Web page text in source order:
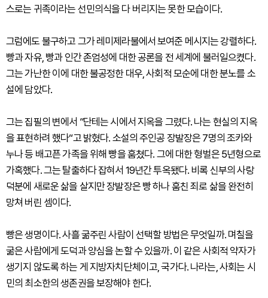
스로는 귀족이라는 선민의식을 다 버리지는 못한 모습이다.
그럼에도 불구하고 그가 레미제라불에서 보여준 메시지는 강렬하다.
빵과 자유, 빵과 인간 존엄성에 대한 공론을 전 세계에 불러일으켰다.
그는 가난한 이에 대한 불공정한 대우, 사회적 모순에 대한 분노를 소
설에 담았다.
그는 집필의 변에서 ”단테는 시에서 지옥을 그렸다. 나는 현실의 지옥
을 표현하려 했다“고 밝혔다. 소설의 주인공 장발장은 7명의 조카와
누나 등 배고픈 가족을 위해 빵을 훔쳤다. 그에 대한 형벌은 5년형으로
가혹했다. 그는 탈출하다 잡혀서 19년간 투옥됐다. 비록 신부의 사랑
덕분에 새로운 삶을 살지만 장발장은 빵 하나 훔친 죄로 삶을 완전히
망쳐 버린 셈이다.
빵은 생명이다. 사흘 굶주린 사람이 선택할 방법은 무엇일까. 며칠을
굶은 사람에게 도덕과 양심을 논할 수 있을까. 이 같은 사회적 약자가
생기지 않도록 하는 게 지방자치단체이고, 국가다. 나라는, 사회는 시
민의 최소한의 생존권을 보장해야 한다.